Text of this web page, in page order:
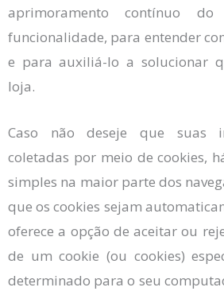
aprimoramento contínuo
funcionalidade, para entender
e para auxiliá-lo a solucionar
loja.
Caso não deseje que suas
coletadas por meio de cookies,
simples na maior parte dos
que os cookies sejam
oferece a opção de aceitar ou
de um cookie (ou cookies)
determinado para o seu